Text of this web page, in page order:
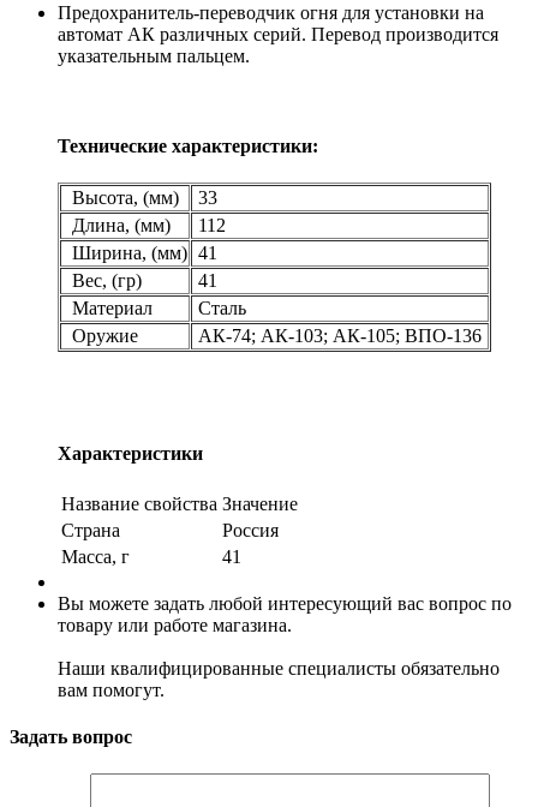
Предохранитель-переводчик огня для установки на
автомат АК различных серий. Перевод производится
указательным пальцем.
Технические характеристики:
Высота, (мм)
33
Длина, (мм)
112
Ширина, (мм) 41
Вес, (гр)
41
Материал
Сталь
Оружие
АК-74; АК-103; АК-105; ВПО-136
Характеристики
Название свойства Значение
Страна
Россия
Масса, г
41
Вы можете задать любой интересующий вас вопрос по
товару или работе магазина.
Наши квалифицированные специалисты обязательно
вам помогут.
Задать вопрос